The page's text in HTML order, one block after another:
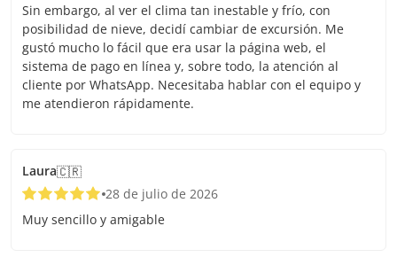
Sin embargo, al ver el clima tan inestable y frío, con
posibilidad de nieve, decidí cambiar de excursión. Me
gustó mucho lo fácil que era usar la página web, el
sistema de pago en línea y, sobre todo, la atención al
cliente por WhatsApp. Necesitaba hablar con el equipo y
me atendieron rápidamente.
Laura🇨🇷
28 de julio de 2026
Muy sencillo y amigable